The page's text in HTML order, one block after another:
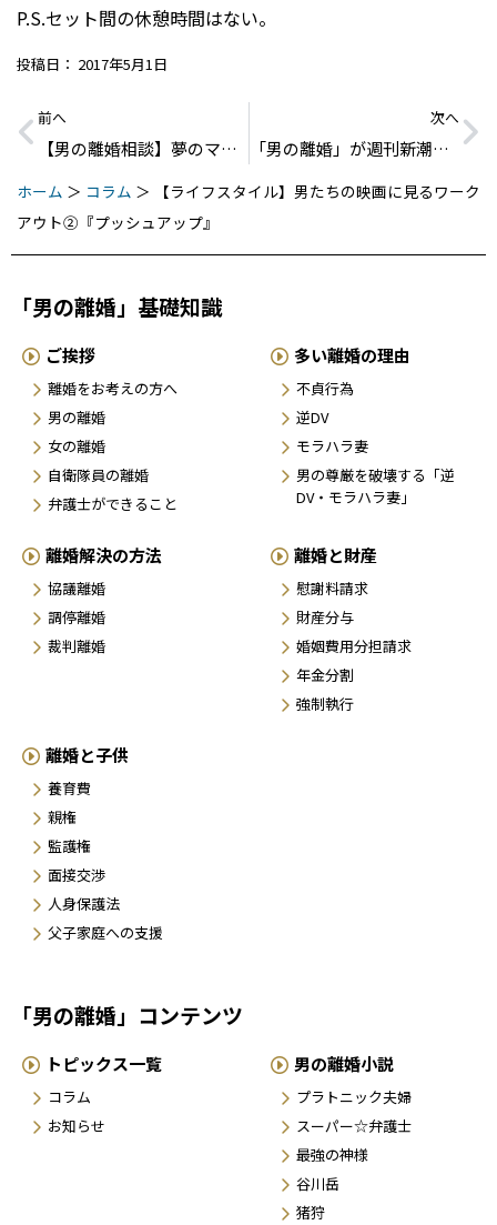
P.S.セット間の休憩時間はない。
投稿日： 2017年5月1日
前へ
【男の離婚相談】夢のマイホームが外れない結婚指輪になってしまいました。
次へ
「男の離婚」が週刊新潮に掲載されました。
ホーム ＞ コラム ＞
【ライフスタイル】男たちの映画に見るワーク
アウト②『プッシュアップ』
「男の離婚」基礎知識
ご挨拶
離婚をお考えの方へ
男の離婚
女の離婚
自衛隊員の離婚
弁護士ができること
多い離婚の理由
不貞行為
逆DV
モラハラ妻
男の尊厳を破壊する「逆
DV・モラハラ妻」
離婚解決の方法
協議離婚
調停離婚
裁判離婚
離婚と財産
慰謝料請求
財産分与
婚姻費用分担請求
年金分割
強制執行
離婚と子供
養育費
親権
監護権
面接交渉
人身保護法
父子家庭への支援
「男の離婚」コンテンツ
トピックス一覧
コラム
お知らせ
男の離婚小説
プラトニック夫婦
スーパー☆弁護士
最強の神様
谷川岳
猪狩